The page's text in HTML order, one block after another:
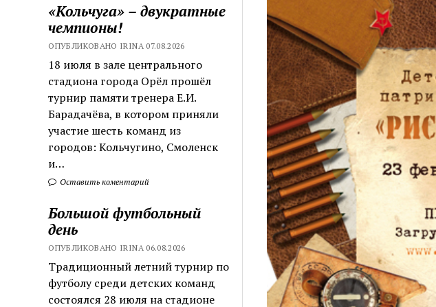
«Кольчуга» – двукратные
чемпионы!
ОПУБЛИКОВАНО IRINA 07.08.2026
18 июля в зале центрального
стадиона города Орёл прошёл
турнир памяти тренера Е.И.
Барадачёва, в котором приняли
участие шесть команд из
городов: Кольчугино, Смоленск
и…
Оставить коментарий
Большой футбольный
день
ОПУБЛИКОВАНО IRINA 06.08.2026
Традиционный летний турнир по
футболу среди детских команд
состоялся 28 июля на стадионе